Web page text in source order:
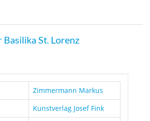
St. Lorenz
Zimmermann Markus
Kunstverlag Josef Fink